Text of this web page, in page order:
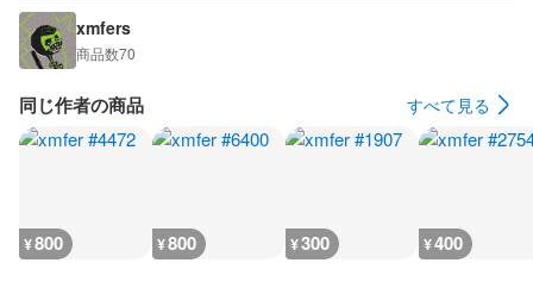
xmfers
商品数70
同じ作者の商品 すべて見る
¥800 ¥800 ¥300 ¥400